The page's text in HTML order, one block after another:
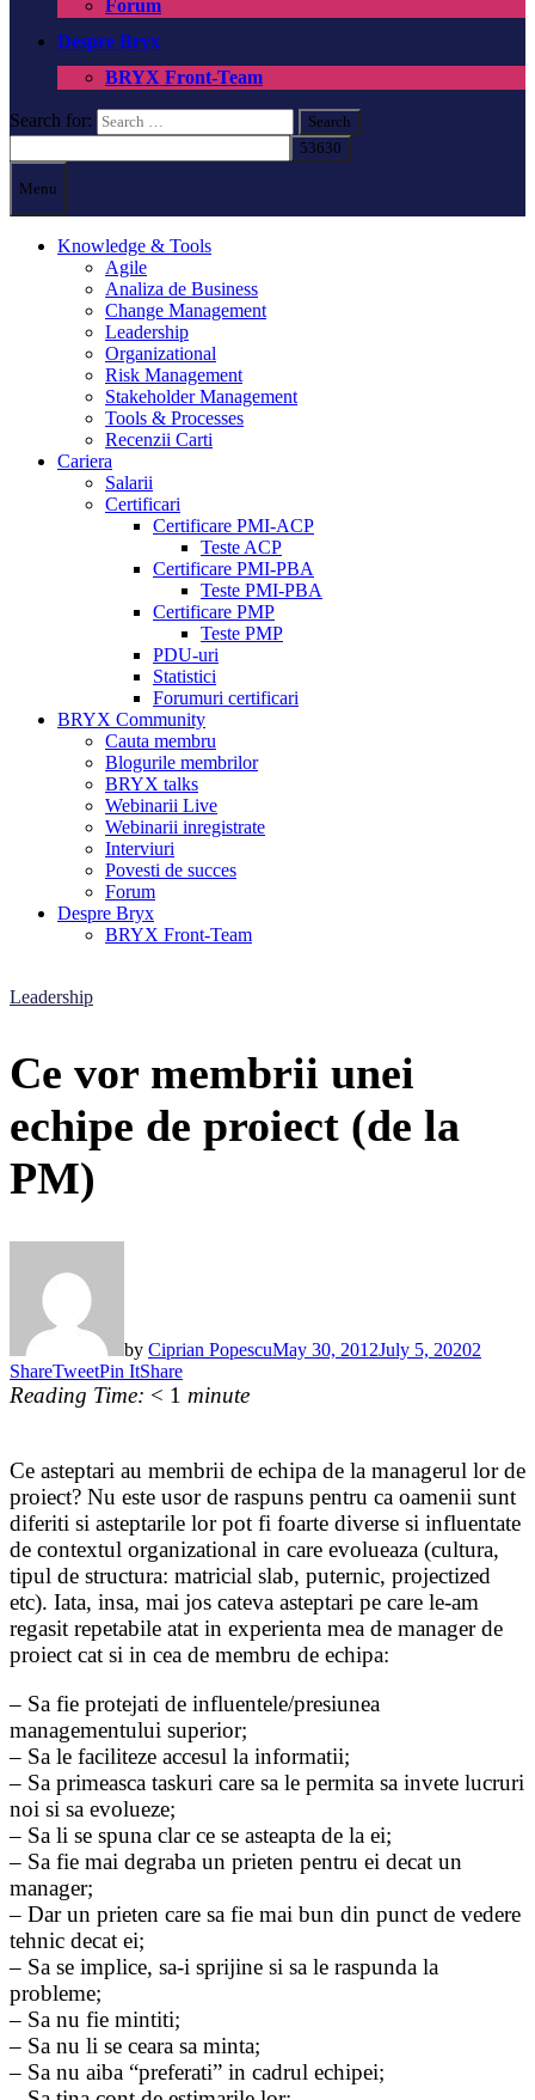
Forum
Despre Bryx
BRYX Front-Team
Search for:
Menu
Knowledge & Tools
Agile
Analiza de Business
Change Management
Leadership
Organizational
Risk Management
Stakeholder Management
Tools & Processes
Recenzii Carti
Cariera
Salarii
Certificari
Certificare PMI-ACP
Teste ACP
Certificare PMI-PBA
Teste PMI-PBA
Certificare PMP
Teste PMP
PDU-uri
Statistici
Forumuri certificari
BRYX Community
Cauta membru
Blogurile membrilor
BRYX talks
Webinarii Live
Webinarii inregistrate
Interviuri
Povesti de succes
Forum
Despre Bryx
BRYX Front-Team
Leadership
Ce vor membrii unei
echipe de proiect (de la
PM)
by Ciprian PopescuMay 30, 2012July 5, 20202
ShareTweetPin ItShare
Reading Time: < 1 minute
Ce asteptari au membrii de echipa de la managerul lor de
proiect? Nu este usor de raspuns pentru ca oamenii sunt
diferiti si asteptarile lor pot fi foarte diverse si influentate
de contextul organizational in care evolueaza (cultura,
tipul de structura: matricial slab, puternic, projectized
etc). Iata, insa, mai jos cateva asteptari pe care le-am
regasit repetabile atat in experienta mea de manager de
proiect cat si in cea de membru de echipa:
– Sa fie protejati de influentele/presiunea
managementului superior;
– Sa le faciliteze accesul la informatii;
– Sa primeasca taskuri care sa le permita sa invete lucruri
noi si sa evolueze;
– Sa li se spuna clar ce se asteapta de la ei;
– Sa fie mai degraba un prieten pentru ei decat un
manager;
– Dar un prieten care sa fie mai bun din punct de vedere
tehnic decat ei;
– Sa se implice, sa-i sprijine si sa le raspunda la
probleme;
– Sa nu fie mintiti;
– Sa nu li se ceara sa minta;
– Sa nu aiba “preferati” in cadrul echipei;